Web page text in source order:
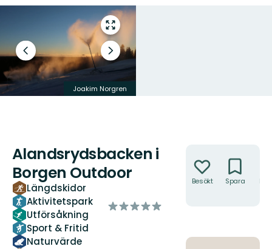
Gå
till
helskärmsläge
Föregående
bild
Nästa
bildspel
Joakim Norgren
Alandsrydsbacken i
Borgen Outdoor
Längdskidor
Aktivitetspark
Utförsåkning
Sport & Fritid
Naturvärde
av
Besökt Spara